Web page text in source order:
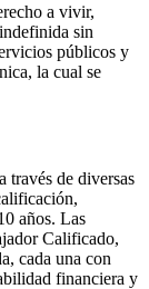
a vivir,
sin
públicos y
la cual se
través de diversas
años. Las
Calificado,
cada una con
financiera y